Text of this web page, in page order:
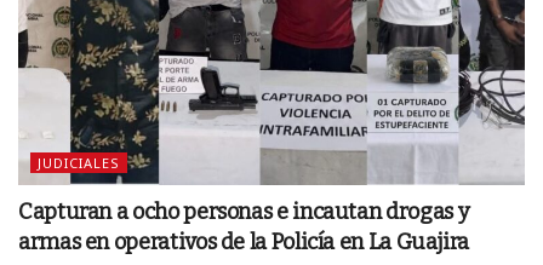
JUDICIALES
Capturan a ocho personas e incautan drogas y
armas en operativos de la Policía en La Guajira